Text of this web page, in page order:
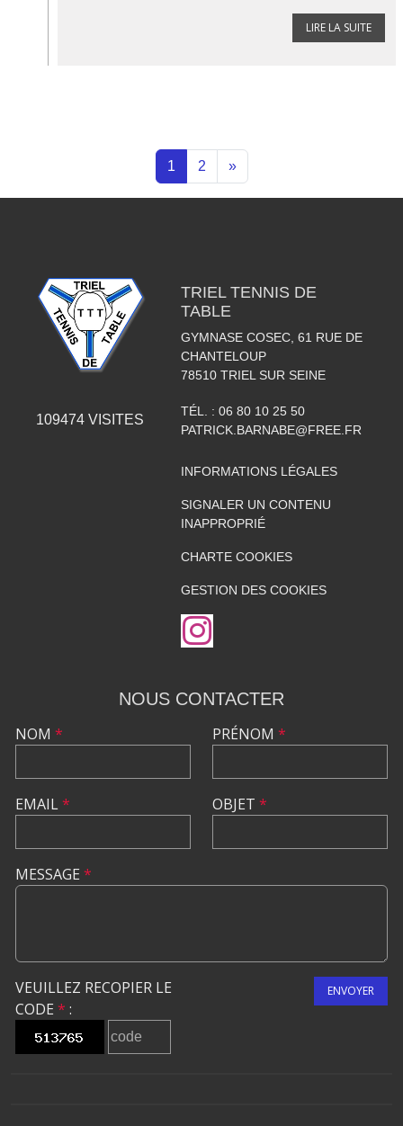
LIRE LA SUITE
1 2 »
109474 VISITES
TRIEL TENNIS DE
TABLE
GYMNASE COSEC, 61 RUE DE
CHANTELOUP
78510 TRIEL SUR SEINE
TÉL. : 06 80 10 25 50
PATRICK.BARNABE@FREE.FR
INFORMATIONS LÉGALES
SIGNALER UN CONTENU
INAPPROPRIÉ
CHARTE COOKIES
GESTION DES COOKIES
NOUS CONTACTER
NOM *
EMAIL*
PRÉNOM *
OBJET *
MESSAGE *
VEUILLEZ RECOPIER LE
CODE * :
ENVOYER